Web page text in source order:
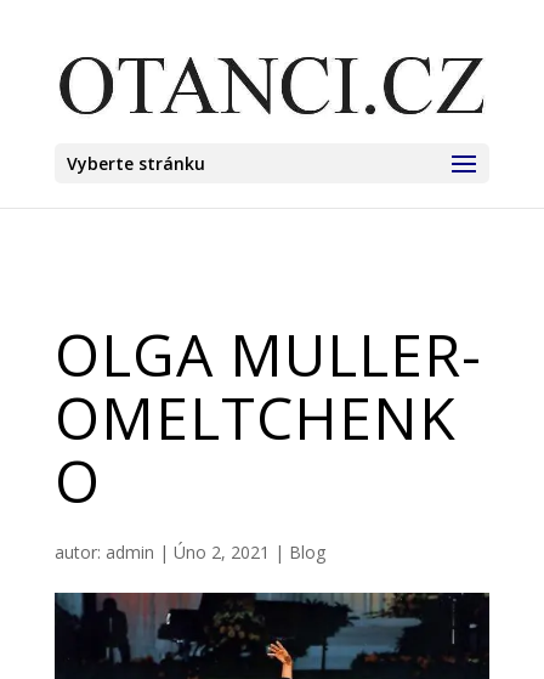
Vyberte stránku
OLGA MULLER-
OMELTCHENK
O
autor: admin | Úno 2, 2021 | Blog